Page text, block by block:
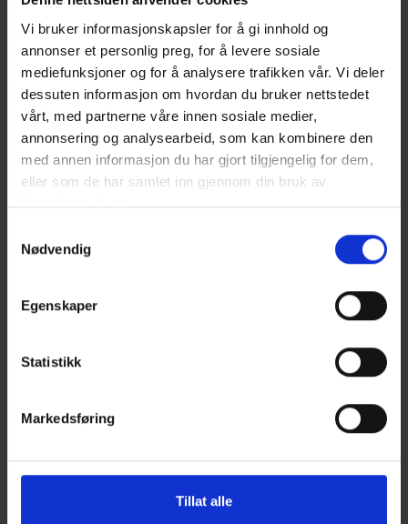
Vi bruker informasjonskapsler for å gi innhold og
annonser et personlig preg, for å levere sosiale
mediefunksjoner og for å analysere trafikken vår. Vi deler
dessuten informasjon om hvordan du bruker nettstedet
vårt, med partnerne våre innen sosiale medier,
annonsering og analysearbeid, som kan kombinere den
med annen informasjon du har gjort tilgjengelig for dem,
eller som de har samlet inn gjennom din bruk av
tjenestene deres.
Nødvendig
Egenskaper
Statistikk
Markedsføring
Tillat alle
veier lite eller mye, er steketiden like lang.
Dette kommer av at tykkelsen er den samme
om ribba er lett eller tung. La ribben hvile i 20
minutter før du skjærer i den.
Tips på tampen
Ofte får ribba sprø svor av seg selv, hvis ikke kan
du gjøre følgende mot slutten av steketiden: Sett
panna høyere i ovnen og øk temperaturen til 250
ikke brenner svoren, ikke forlat ovnen, for dette
svor, kan disse dekkes med aluminiumfolie, slik
at de ikke blir brent.
FOTO: